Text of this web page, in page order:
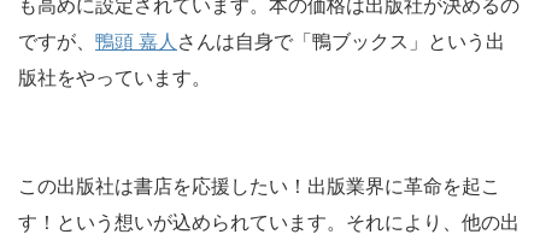
も高めに設定されています。本の価格は出版社が決めるの
ですが、 鴨頭 嘉人 さんは自身で「鴨ブックス」という出
版社をやっています。
この出版社は書店を応援したい！出版業界に革命を起こ
す！という想いが込められています。それにより、他の出